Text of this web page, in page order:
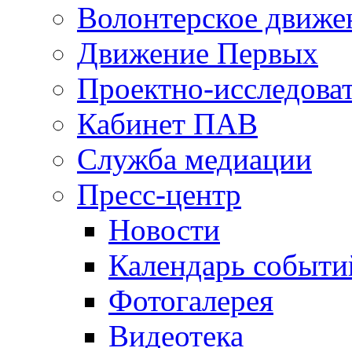
Волонтерское
Движение Первых
Проектно-
Кабинет ПАВ
Служба медиации
Пресс-центр
Новости
Календарь
Фотогалерея
Видеотека